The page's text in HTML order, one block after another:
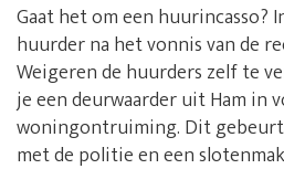
Gaat het om een huurincasso?
huurder na het vonnis van de
Weigeren de huurders zelf te
je een deurwaarder uit Ham in
woningontruiming. Dit
met de politie en een